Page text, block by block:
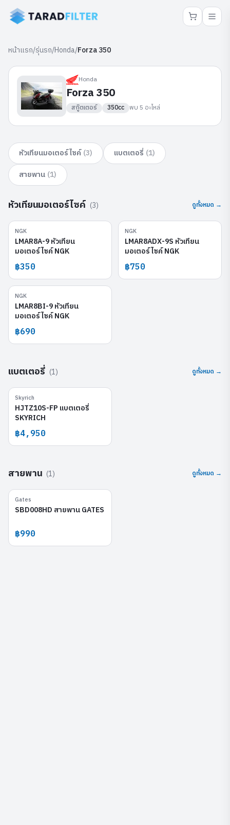
หน้าแรก/รุ่นรถ/Honda/Forza 350
Honda
Forza 350
สกู๊ตเตอร์ 350cc พบ 5 อะไหล่
หัวเทียนมอเตอร์ไซค์ (3) แบตเตอรี่ (1)
สายพาน (1)
หัวเทียนมอเตอร์ไซค์ (3) ดูทั้งหมด →
NGK
LMAR8A-9 หัวเทียน
มอเตอร์ไซค์ NGK
฿350
NGK
LMAR8ADX-9S หัวเทียน
มอเตอร์ไซค์ NGK
฿750
NGK
LMAR8BI-9 หัวเทียน
มอเตอร์ไซค์ NGK
฿690
แบตเตอรี่ (1) ดูทั้งหมด →
Skyrich
HJTZ10S-FP แบตเตอรี่
SKYRICH
฿4,950
สายพาน (1) ดูทั้งหมด →
Gates
SBD008HD สายพาน GATES
฿990